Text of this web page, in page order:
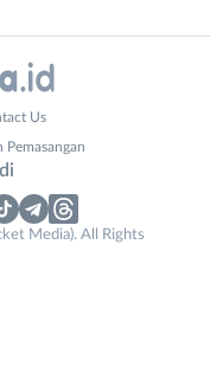
Us
Pemasangan
Media). All Rights